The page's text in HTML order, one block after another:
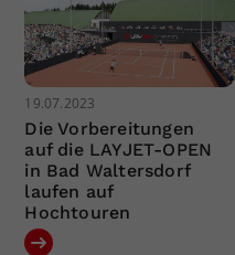
19.07.2023
Die Vorbereitungen
auf die LAYJET-OPEN
in Bad Waltersdorf
laufen auf
Hochtouren